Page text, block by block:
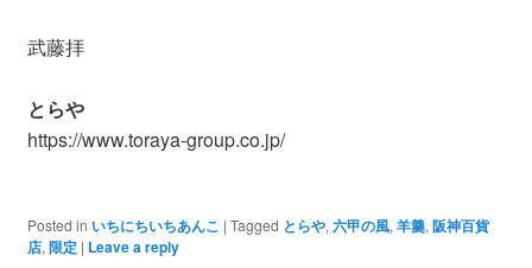
武藤拝
とらや
https://www.toraya-group.co.jp/
Posted in いちにちいちあんこ | Tagged とらや, 六甲の風, 羊羹, 阪神百貨
店, 限定 | Leave a reply